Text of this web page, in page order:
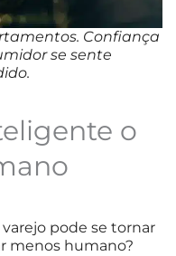
Confiança
se sente
o
pode se tornar
menos humano?